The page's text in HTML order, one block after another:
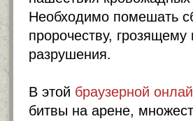
Необходимо помешать
пророчеству,
разрушения.
В этой браузерной
битвы на арене,